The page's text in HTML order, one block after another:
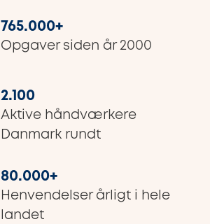
765.000+
Opgaver siden år 2000
2.100
Aktive håndværkere
Danmark rundt
80.000+
Henvendelser årligt i hele
landet